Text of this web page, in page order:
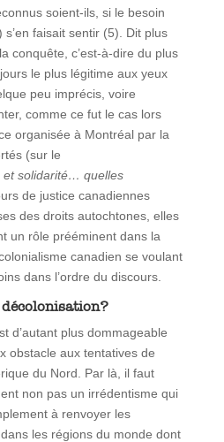
soient-ils, si le besoin
faisait sentir (5). Dit plus
conquête, c’est-à-dire du plus
le plus légitime aux yeux
peu imprécis, voire
comme ce fut le cas lors
organisée à Montréal par la
(sur le
et solidarité… quelles
de justice canadiennes
des droits autochtones, elles
un rôle prééminent dans la
canadien se voulant
dans l’ordre du discours.
d’autant plus dommageable
obstacle aux tentatives de
du Nord. Par là, il faut
non pas un irrédentisme qui
à renvoyer les
les régions du monde dont